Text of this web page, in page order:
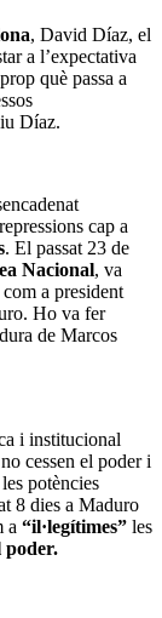
, David Díaz, el
a l’expectativa
què passa a
Díaz.
cap a
. El passat 23 de
Nacional, va
a president
Ho va fer
de Marcos
i institucional
cessen el poder i
potències
8 dies a Maduro
a “il·legítimes” les
poder.